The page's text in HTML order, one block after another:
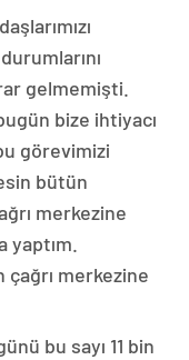
gelmemişti.
bize ihtiyacı
görevimizi
bütün
merkezine
çağrı merkezine
bu sayı 11 bin